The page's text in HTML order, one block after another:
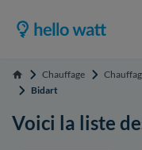
Accueil Chauffage
Bidart
Voici la liste